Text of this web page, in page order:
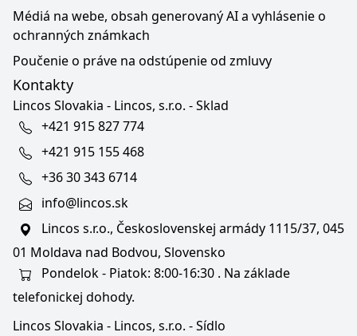
Médiá na webe, obsah generovaný AI a vyhlásenie o
ochranných známkach
Poučenie o práve na odstúpenie od zmluvy
Kontakty
Lincos Slovakia - Lincos, s.r.o. - Sklad
+421 915 827 774
+421 915 155 468
+36 30 343 6714
info@lincos.sk
Lincos s.r.o., Československej armády 1115/37, 045
01 Moldava nad Bodvou, Slovensko
Pondelok - Piatok: 8:00-16:30 . Na základe
telefonickej dohody.
Lincos Slovakia - Lincos, s.r.o. - Sídlo